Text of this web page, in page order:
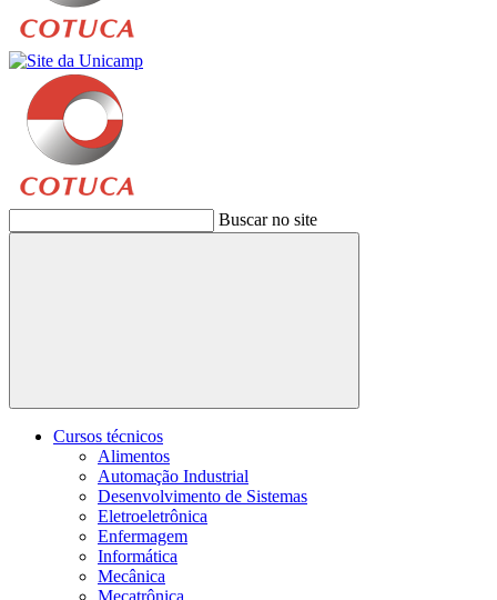
Buscar no site
Buscar
Cursos técnicos
Alimentos
Automação Industrial
Desenvolvimento de Sistemas
Eletroeletrônica
Enfermagem
Informática
Mecânica
Mecatrônica